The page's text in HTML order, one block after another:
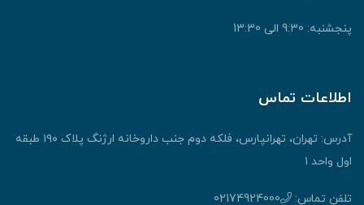
پنجشنبه: 9:30 الی 13:30
اطلاعات تماس
آدرس: تهران، تهرانپارس، فلکه دوم جنب داروخانه ارژنگ پلاک ۱۹۰ طبقه
اول واحد ۱
تلفن تماس: 02174924000